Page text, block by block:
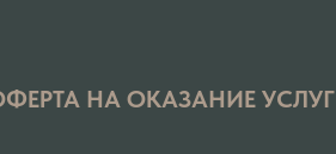
НА ОКАЗАНИЕ УСЛУГ